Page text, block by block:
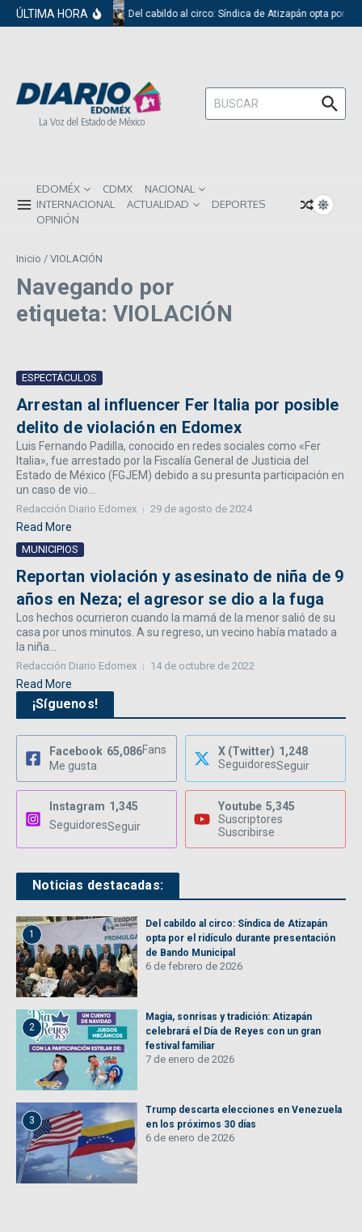
Saltar al contenido
ÚLTIMA HORA Del cabildo al circo: Síndica de Atizapán opta por
La Voz del Estado de México
Buscar:
EDOMÉX CDMX
NACIONAL
INTERNACIONAL
ACTUALIDAD
DEPORTES
OPINIÓN
Inicio / VIOLACIÓN
Navegando por
etiqueta: VIOLACIÓN
ESPECTÁCULOS
Arrestan al influencer Fer Italia por posible
delito de violación en Edomex
Luis Fernando Padilla, conocido en redes sociales como «Fer
Italia», fue arrestado por la Fiscalía General de Justicia del
Estado de México (FGJEM) debido a su presunta participación en
un caso de vio...
Redacción Diario Edomex 29 de agosto de 2024
Read More
MUNICIPIOS
Reportan violación y asesinato de niña de 9
años en Neza; el agresor se dio a la fuga
Los hechos ocurrieron cuando la mamá de la menor salió de su
casa por unos minutos. A su regreso, un vecino había matado a
la niña...
Redacción Diario Edomex 14 de octubre de 2022
Read More
¡Síguenos!
Facebook 65,086Fans
Me gusta
X (Twitter) 1,248
SeguidoresSeguir
Instagram 1,345
SeguidoresSeguir
Youtube 5,345
Suscriptores
Suscribirse
Noticias destacadas:
1
Del cabildo al circo: Síndica de Atizapán
opta por el ridículo durante presentación
de Bando Municipal
6 de febrero de 2026
2
Magia, sonrisas y tradición: Atizapán
celebrará el Día de Reyes con un gran
festival familiar
7 de enero de 2026
3
Trump descarta elecciones en Venezuela
en los próximos 30 días
6 de enero de 2026